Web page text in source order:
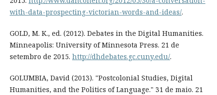
with-data-prospecting-victorian-words-and-ideas/.
GOLD, M. K., ed. (2012). Debates in the Digital Humanities.
Minneapolis: University of Minnesota Press. 21 de
setembro de 2015. http://dhdebates.gc.cuny.edu/.
GOLUMBIA, David (2013). "Postcolonial Studies, Digital
Humanities, and the Politics of Language." 31 de maio. 21